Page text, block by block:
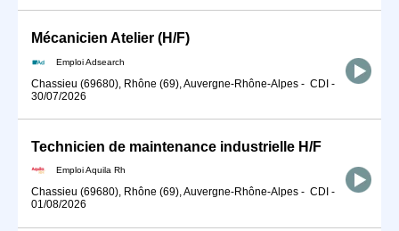
Mécanicien Atelier (H/F)
Emploi Adsearch
Chassieu (69680), Rhône (69), Auvergne-Rhône-Alpes - CDI -
30/07/2026
Technicien de maintenance industrielle H/F
Emploi Aquila Rh
Chassieu (69680), Rhône (69), Auvergne-Rhône-Alpes - CDI -
01/08/2026